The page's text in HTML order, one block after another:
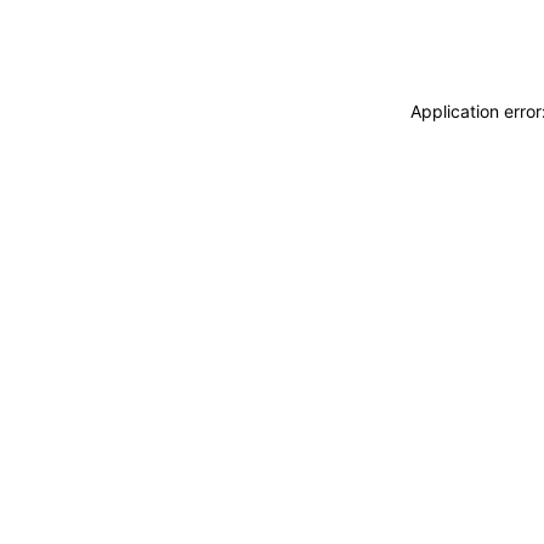
Application